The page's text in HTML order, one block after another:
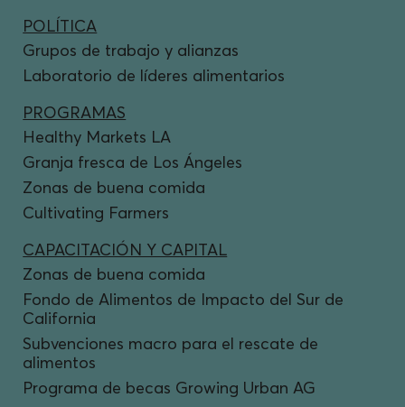
POLÍTICA
Grupos de trabajo y alianzas
Laboratorio de líderes alimentarios
PROGRAMAS
Healthy Markets LA
Granja fresca de Los Ángeles
Zonas de buena comida
Cultivating Farmers
CAPACITACIÓN Y CAPITAL
Zonas de buena comida
Fondo de Alimentos de Impacto del Sur de
California
Subvenciones macro para el rescate de
alimentos
Programa de becas Growing Urban AG